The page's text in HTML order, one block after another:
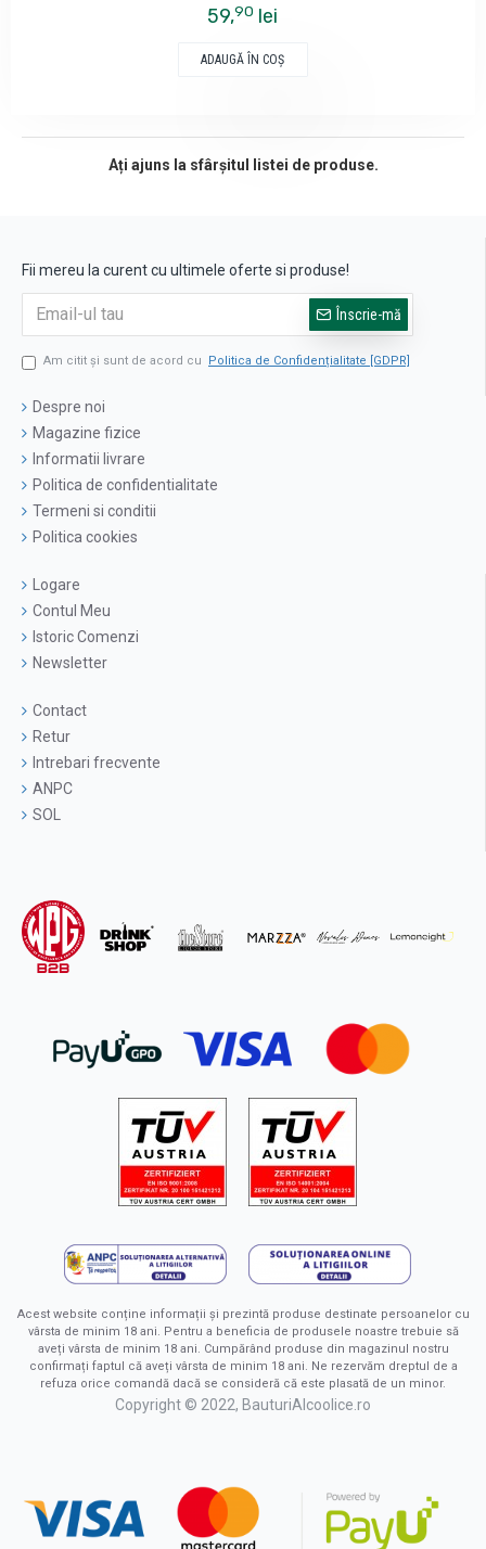
59,90 lei
ADAUGĂ ÎN COŞ
Ați ajuns la sfârșitul listei de produse.
Fii mereu la curent cu ultimele oferte si produse!
Înscrie-mă
Am citit şi sunt de acord cu Politica de Confidențialitate [GDPR]
Despre noi
Magazine fizice
Informatii livrare
Politica de confidentialitate
Termeni si conditii
Politica cookies
Logare
Contul Meu
Istoric Comenzi
Newsletter
Contact
Retur
Intrebari frecvente
ANPC
SOL
Acest website conține informații și prezintă produse destinate persoanelor cu
vârsta de minim 18 ani. Pentru a beneficia de produsele noastre trebuie să
aveți vârsta de minim 18 ani. Cumpărând produse din magazinul nostru
confirmați faptul că aveți vârsta de minim 18 ani. Ne rezervăm dreptul de a
refuza orice comandă dacă se consideră că este plasată de un minor.
Copyright © 2022, BauturiAlcoolice.ro